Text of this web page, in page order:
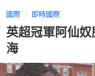
國際 即時國際
英超冠軍阿仙
海